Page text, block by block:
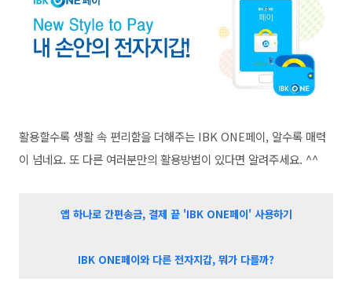
활용할수록 생활 속 편리함을 더해주는 IBK ONE페이, 알수록 매력
이 넘네요. 또 다른 여러분만의 활용방법이 있다면 알려주세요. ^^
앱 하나로 간편송금, 결제 끝 'IBK ONE페이' 사용하기
IBK ONE페이와 다른 전자지갑, 뭐가 다를까?